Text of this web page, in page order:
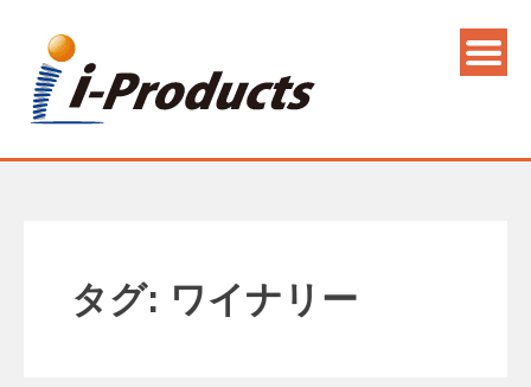
タグ: ワイナリー